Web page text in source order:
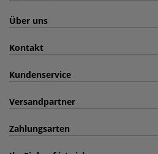
Über uns
Kontakt
Kundenservice
Versandpartner
Zahlungsarten